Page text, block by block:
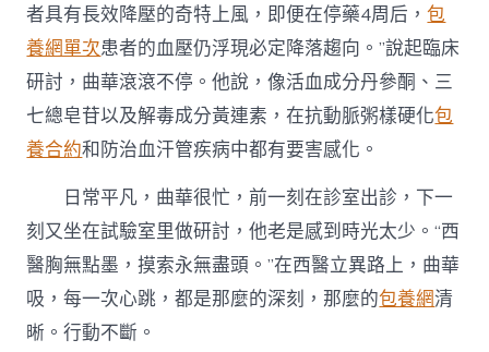
者具有長效降壓的奇特上風，即便在停藥4周后，包
養網單次患者的血壓仍浮現必定降落趨向。”說起臨床
研討，曲華滾滾不停。他說，像活血成分丹參酮、三
七總皂苷以及解毒成分黃連素，在抗動脈粥樣硬化包
養合約和防治血汗管疾病中都有要害感化。
日常平凡，曲華很忙，前一刻在診室出診，下一
刻又坐在試驗室里做研討，他老是感到時光太少。“西
醫胸無點墨，摸索永無盡頭。”在西醫立異路上，曲華
吸，每一次心跳，都是那麼的深刻，那麼的包養網清
晰。行動不斷。